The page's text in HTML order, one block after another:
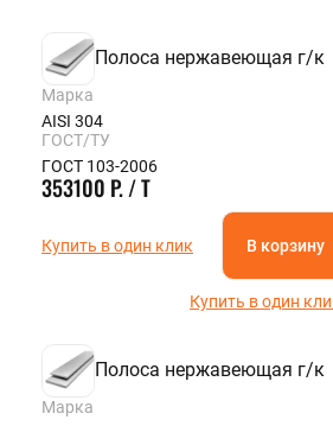
Полоса нержавеющая г/к
Марка
AISI 304
ГОСТ/ТУ
ГОСТ 103-2006
353100 Р. / Т
Купить в один клик В корзину
Купить в один
Полоса нержавеющая г/к
Марка